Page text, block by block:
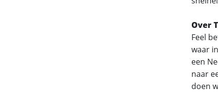
Over
Feel
waar
een
naar
doen